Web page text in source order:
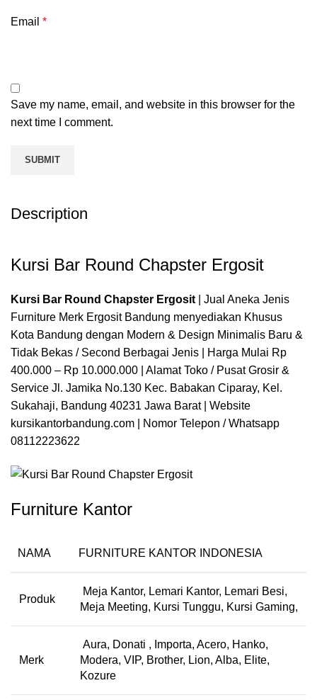
Email *
Save my name, email, and website in this browser for the
next time I comment.
Description
Kursi Bar Round Chapster Ergosit
Kursi Bar Round Chapster Ergosit
| Jual Aneka Jenis
Furniture Merk Ergosit Bandung menyediakan Khusus
Kota Bandung dengan Modern & Design Minimalis Baru &
Tidak Bekas / Second Berbagai Jenis | Harga Mulai Rp
400.000 – Rp 10.000.000 | Alamat Toko / Pusat Grosir &
Service Jl. Jamika No.130 Kec. Babakan Ciparay, Kel.
Sukahaji, Bandung 40231 Jawa Barat | Website
kursikantorbandung.com | Nomor Telepon / Whatsapp
08112223622
Furniture Kantor
NAMA FURNITURE KANTOR INDONESIA
Produk
Meja Kantor, Lemari Kantor, Lemari Besi,
Meja Meeting, Kursi Tunggu, Kursi Gaming,
Merk
Aura, Donati , Importa, Acero, Hanko,
Modera, VIP, Brother, Lion, Alba, Elite,
Kozure